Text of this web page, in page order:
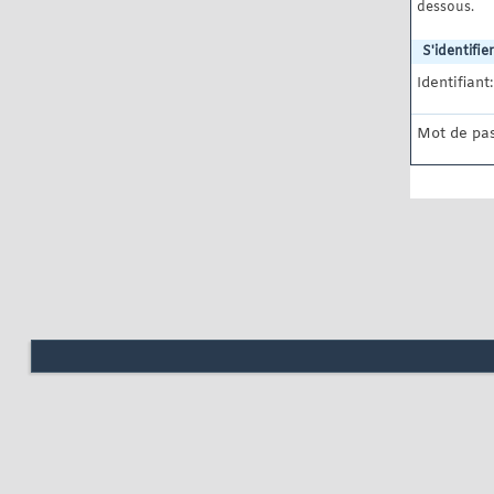
dessous.
S'identifier
Identifiant:
Mot de